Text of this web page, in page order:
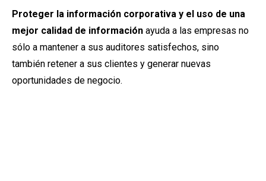
Proteger la información corporativa y el uso de una
mejor calidad de información ayuda a las empresas no
sólo a mantener a sus auditores satisfechos, sino
también retener a sus clientes y generar nuevas
oportunidades de negocio.